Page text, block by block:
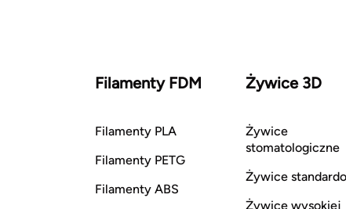
Filamenty FDM
Filamenty PLA
Filamenty PETG
Filamenty ABS
Żywice 3D
Żywice
stomatologiczne
Żywice
Żywice wysokiej